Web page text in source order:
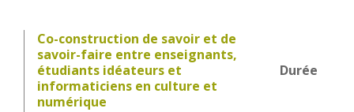
Co-construction de savoir et de
savoir-faire entre enseignants,
étudiants idéateurs et
informaticiens en culture et
numérique
Durée